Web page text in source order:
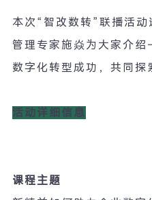
本次 “ 智改数转 ” 联播活动
管理专家施焱为大家介绍
数字化转型成功，共同探
活动详细信息
课程主题